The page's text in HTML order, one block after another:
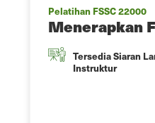
Pelatihan FSSC 22000
Menerapkan
Tersedia Siaran
Instruktur